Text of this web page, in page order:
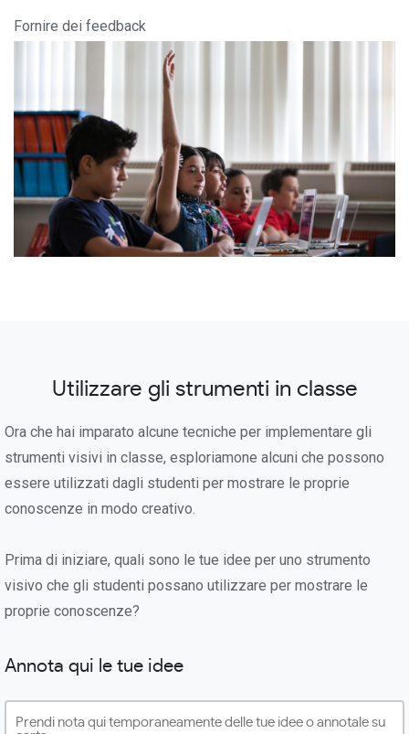
Fornire dei feedback
Utilizzare gli strumenti in classe
Ora che hai imparato alcune tecniche per implementare gli
strumenti visivi in classe, esploriamone alcuni che possono
essere utilizzati dagli studenti per mostrare le proprie
conoscenze in modo creativo.
Prima di iniziare, quali sono le tue idee per uno strumento
visivo che gli studenti possano utilizzare per mostrare le
proprie conoscenze?
Annota qui le tue idee